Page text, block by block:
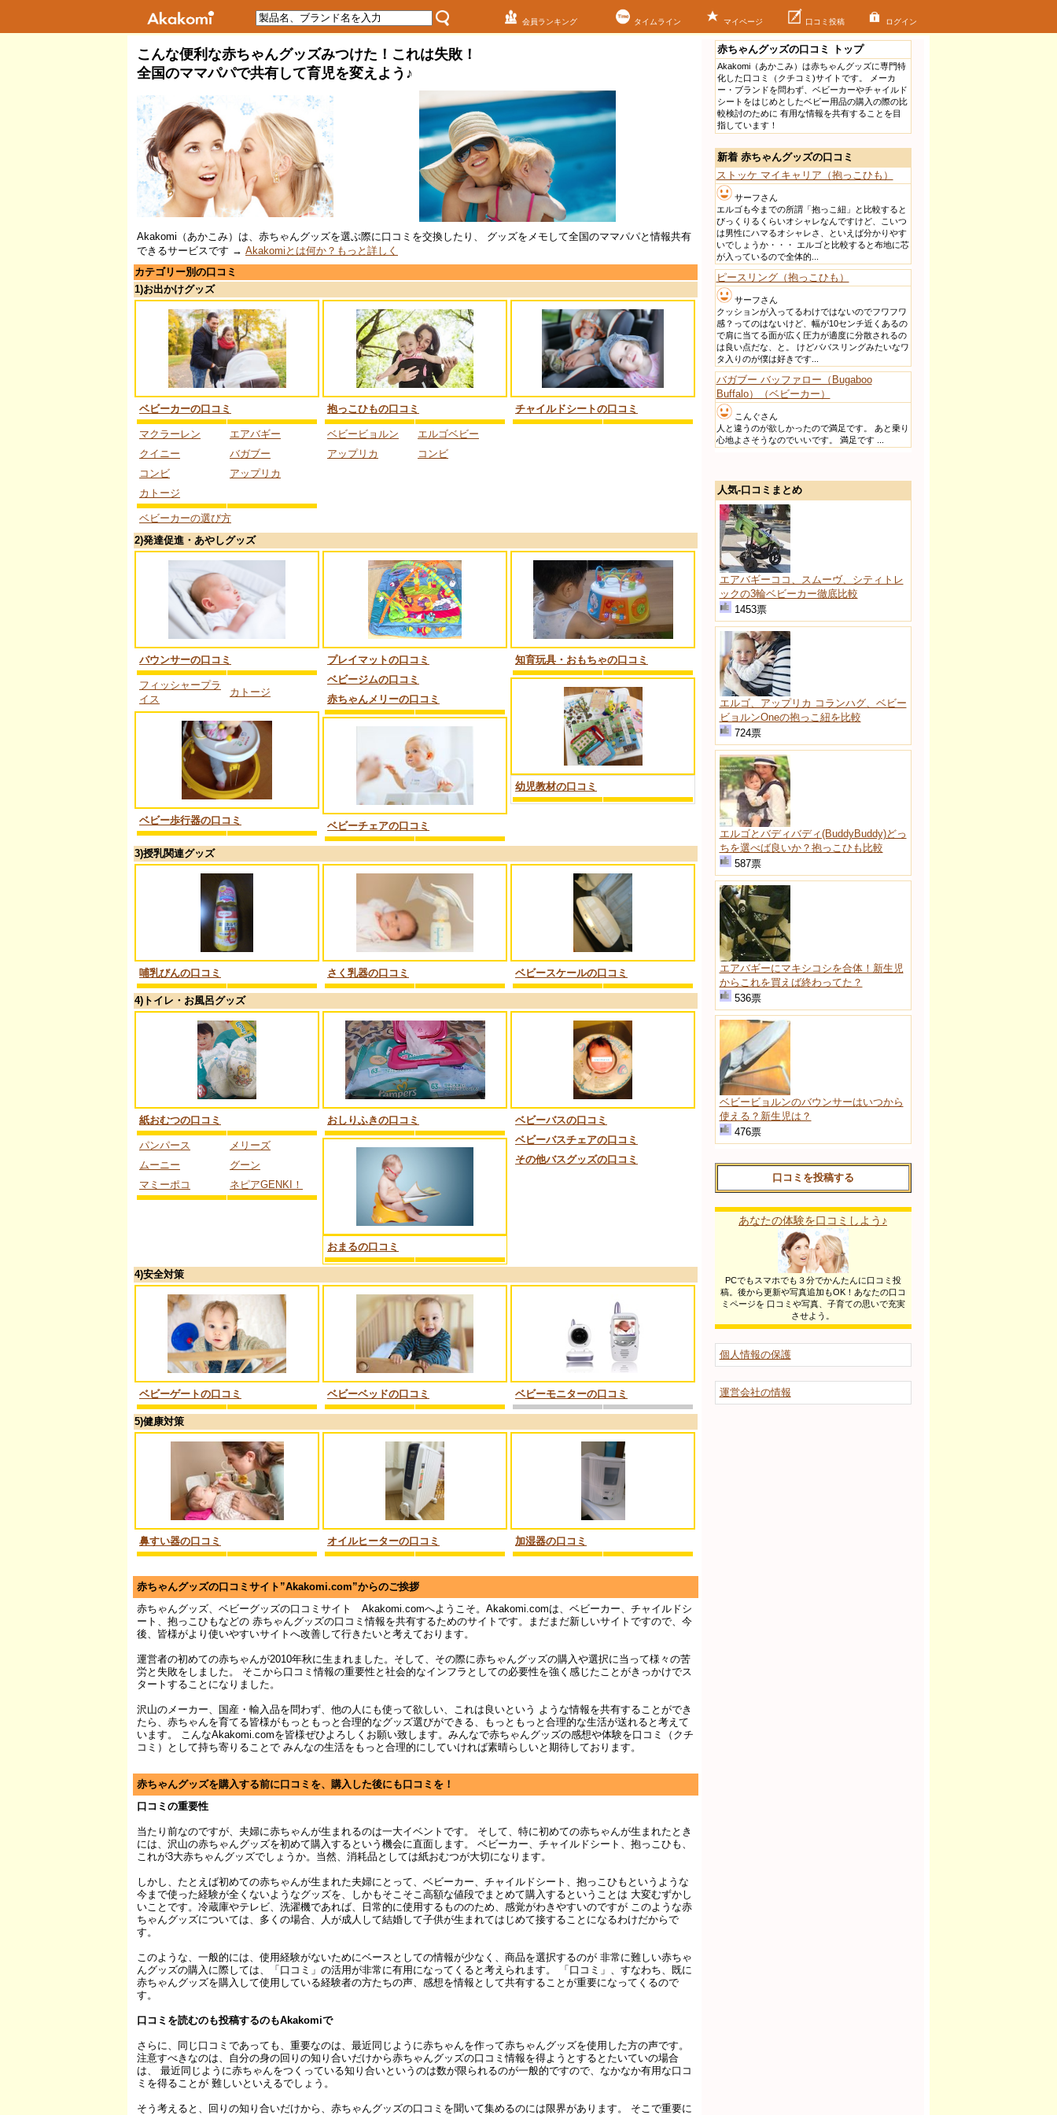
会員ランキング タイムライン マイページ 口コミ投稿 ログイン
こんな便利な赤ちゃんグッズみつけた！これは失敗！
全国のママパパで共有して育児を変えよう♪
Akakomi（あかこみ）は、赤ちゃんグッズを選ぶ際に口コミを交換したり、 グッズをメモして全国のママパパと情報共有
できるサービスです → Akakomiとは何か？もっと詳しく
カテゴリー別の口コミ
1)お出かけグッズ
ベビーカーの口コミ
マクラーレン
エアバギー
クイニー
バガブー
コンビ
アップリカ
カトージ
ベビーカーの選び方
抱っこひもの口コミ
ベビービョルン
エルゴベビー
アップリカ
コンビ
チャイルドシートの口コミ
2)発達促進・あやしグッズ
バウンサーの口コミ
フィッシャープラ
イス
カトージ
ベビー歩行器の口コミ
プレイマットの口コミ
ベビージムの口コミ
赤ちゃんメリーの口コミ
ベビーチェアの口コミ
知育玩具・おもちゃの口コミ
幼児教材の口コミ
3)授乳関連グッズ
哺乳びんの口コミ さく乳器の口コミ ベビースケールの口コミ
4)トイレ・お風呂グッズ
紙おむつの口コミ
パンパース
メリーズ
ムーニー
グーン
マミーポコ
ネピアGENKI！
おしりふきの口コミ
おまるの口コミ
ベビーバスの口コミ
ベビーバスチェアの口コミ
その他バスグッズの口コミ
4)安全対策
ベビーゲートの口コミ ベビーベッドの口コミ ベビーモニターの口コミ
5)健康対策
鼻すい器の口コミ オイルヒーターの口コミ 加湿器の口コミ
赤ちゃんグッズの口コミサイト”Akakomi.com”からのご挨拶
赤ちゃんグッズ、ベビーグッズの口コミサイト Akakomi.comへようこそ。Akakomi.comは、ベビーカー、チャイルドシ
ート、抱っこひもなどの 赤ちゃんグッズの口コミ情報を共有するためのサイトです。まだまだ新しいサイトですので、今
後、皆様がより使いやすいサイトへ改善して行きたいと考えております。
運営者の初めての赤ちゃんが2010年秋に生まれました。そして、その際に赤ちゃんグッズの購入や選択に当って様々の苦
労と失敗をしました。 そこから口コミ情報の重要性と社会的なインフラとしての必要性を強く感じたことがきっかけでス
タートすることになりました。
沢山のメーカー、国産・輸入品を問わず、他の人にも使って欲しい、これは良いという ような情報を共有することができ
たら、赤ちゃんを育てる皆様がもっともっと合理的なグッズ選びができる、もっともっと合理的な生活が送れると考えて
います。 こんなAkakomi.comを皆様ぜひよろしくお願い致します。みんなで赤ちゃんグッズの感想や体験を口コミ（クチ
コミ）として持ち寄りることで みんなの生活をもっと合理的にしていければ素晴らしいと期待しております。
赤ちゃんグッズを購入する前に口コミを、購入した後にも口コミを！
口コミの重要性
当たり前なのですが、夫婦に赤ちゃんが生まれるのは一大イベントです。 そして、特に初めての赤ちゃんが生まれたとき
には、沢山の赤ちゃんグッズを初めて購入するという機会に直面します。 ベビーカー、チャイルドシート、抱っこひも、
これが3大赤ちゃんグッズでしょうか。当然、消耗品としては紙おむつが大切になります。
しかし、たとえば初めての赤ちゃんが生まれた夫婦にとって、ベビーカー、チャイルドシート、抱っこひもというような
今まで使った経験が全くないようなグッズを、しかもそこそこ高額な値段でまとめて購入するということは 大変むずかし
いことです。冷蔵庫やテレビ、洗濯機であれば、日常的に使用するもののため、感覚がわきやすいのですが このような赤
ちゃんグッズについては、多くの場合、人が成人して結婚して子供が生まれてはじめて接することになるわけだからで
す。
このような、一般的には、使用経験がないためにベースとしての情報が少なく、商品を選択するのが 非常に難しい赤ちゃ
んグッズの購入に際しては、「口コミ」の活用が非常に有用になってくると考えられます。 「口コミ」、すなわち、既に
赤ちゃんグッズを購入して使用している経験者の方たちの声、感想を情報として共有することが重要になってくるので
す。
口コミを読むのも投稿するのもAkakomiで
さらに、同じ口コミであっても、重要なのは、最近同じように赤ちゃんを作って赤ちゃんグッズを使用した方の声です。
注意すべきなのは、自分の身の回りの知り合いだけから赤ちゃんグッズの口コミ情報を得ようとするとたいていの場合
は、 最近同じように赤ちゃんをつくっている知り合いというのは数が限られるのが一般的ですので、なかなか有用な口コ
ミを得ることが 難しいといえるでしょう。
そう考えると、回りの知り合いだけから、赤ちゃんグッズの口コミを聞いて集めるのには限界があります。 そこで重要に
赤ちゃんグッズの口コミ トップ
Akakomi（あかこみ）は赤ちゃんグッズに専門特
化した口コミ（クチコミ)サイトです。 メーカ
ー・ブランドを問わず、ベビーカーやチャイルド
シートをはじめとしたベビー用品の購入の際の比
較検討のために 有用な情報を共有することを目
指しています！
新着 赤ちゃんグッズの口コミ
ストッケ マイキャリア（抱っこひも）
サーフさん
エルゴも今までの所謂「抱っこ紐」と比較すると
びっくりるくらいオシャレなんですけど、こいつ
は男性にハマるオシャレさ、といえば分かりやす
いでしょうか・・・ エルゴと比較すると布地に芯
が入っているので全体的...
ピースリング（抱っこひも）
サーフさん
クッションが入ってるわけではないのでフワフワ
感？ってのはないけど、幅が10センチ近くあるの
で肩に当てる面が広く圧力が適度に分散されるの
は良い点だな、と。 けどババスリングみたいなワ
タ入りのが僕は好きです...
バガブー バッファロー（Bugaboo
Buffalo）（ベビーカー）
こんぐさん
人と違うのが欲しかったので満足です。 あと乗り
心地よさそうなのでいいです。 満足です ...
人気-口コミまとめ
エアバギーココ、スムーヴ、シティトレ
ックの3輪ベビーカー徹底比較
1453票
エルゴ、アップリカ コランハグ、ベビー
ビョルンOneの抱っこ紐を比較
724票
エルゴとバディバディ(BuddyBuddy)どっ
ちを選べば良いか？抱っこひも比較
587票
エアバギーにマキシコシを合体！新生児
からこれを買えば終わってた？
536票
ベビービョルンのバウンサーはいつから
使える？新生児は？
476票
口コミを投稿する
あなたの体験を口コミしよう♪
PCでもスマホでも３分でかんたんに口コミ投
稿。後から更新や写真追加もOK！あなたの口コ
ミページを 口コミや写真、子育ての思いで充実
させよう。
個人情報の保護
運営会社の情報